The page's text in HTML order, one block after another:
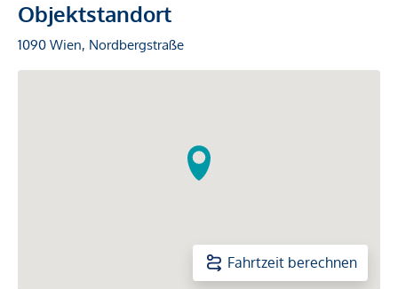
Objektstandort
1090 Wien, Nordbergstraße
Fahrtzeit berechnen